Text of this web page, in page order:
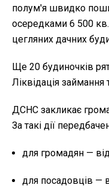
полум'я швидко
осередками 6 500 кв.
цегляних дачних
Ще 20 будиночків
Ліквідація
ДСНС закликає
За такі дії
для громадян —
для посадовців —